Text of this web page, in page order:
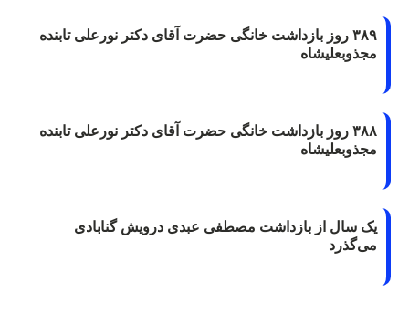
۳۸۹ روز بازداشت خانگی حضرت آقای دکتر نورعلی تابنده
مجذوبعلیشاه
۳۸۸ روز بازداشت خانگی حضرت آقای دکتر نورعلی تابنده
مجذوبعلیشاه
یک سال از بازداشت مصطفی عبدی درویش گنابادی
می‌گذرد